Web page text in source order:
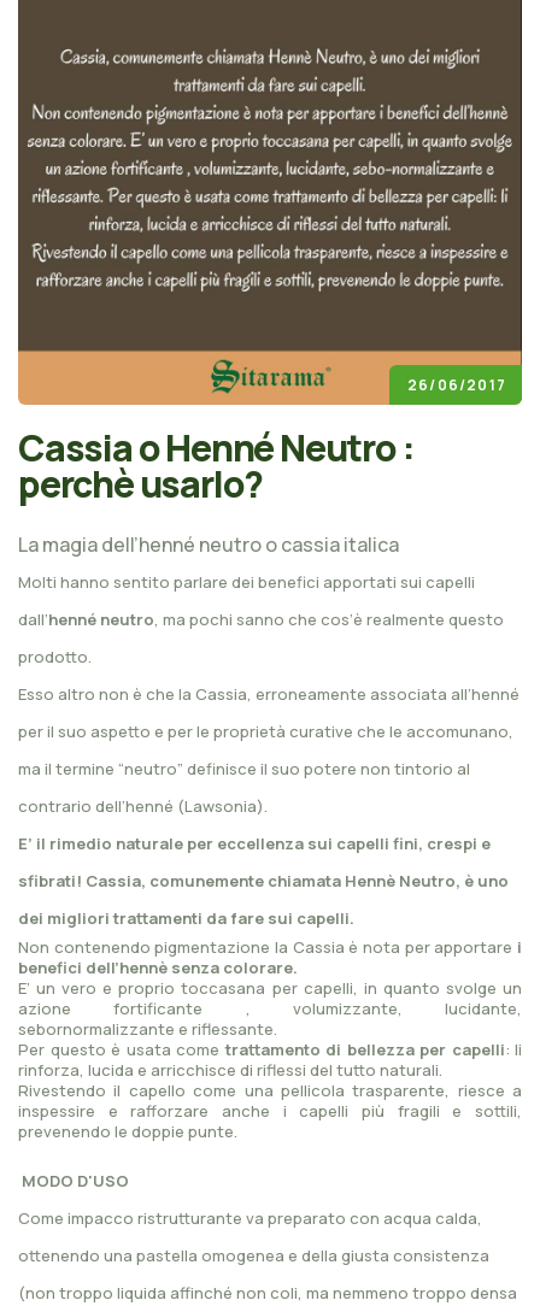
26/06/2017
Cassia o Henné Neutro :
perchè usarlo?
La magia dell’henné neutro o cassia italica
Molti hanno sentito parlare dei benefici apportati sui capelli
dall’henné neutro, ma pochi sanno che cos’è realmente questo
prodotto.
Esso altro non è che la Cassia, erroneamente associata all’henné
per il suo aspetto e per le proprietà curative che le accomunano,
ma il termine “neutro” definisce il suo potere non tintorio al
contrario dell’henné (Lawsonia).
E’ il rimedio naturale per eccellenza sui capelli fini, crespi e
sfibrati! Cassia, comunemente chiamata Hennè Neutro, è uno
dei migliori trattamenti da fare sui capelli.
Non contenendo pigmentazione la Cassia è nota per apportare i
benefici dell’hennè senza colorare.
E’ un vero e proprio toccasana per capelli, in quanto svolge un
azione fortificante , volumizzante, lucidante,
sebornormalizzante e riflessante.
Per questo è usata cometrattamento di bellezza per capelli: li
rinforza, lucida e arricchisce di riflessi del tutto naturali.
Rivestendo il capello come una pellicola trasparente, riesce a
inspessire e rafforzare anche i capelli più fragili e sottili,
prevenendo le doppie punte.
MODO D'USO
Come impacco ristrutturante va preparato con acqua calda,
ottenendo una pastella omogenea e della giusta consistenza
(non troppo liquida affinché non coli, ma nemmeno troppo densa